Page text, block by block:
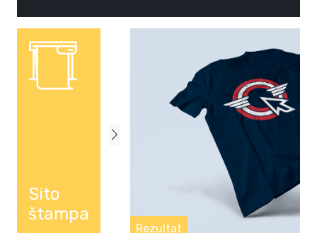
Sito
štampa
Rezultat